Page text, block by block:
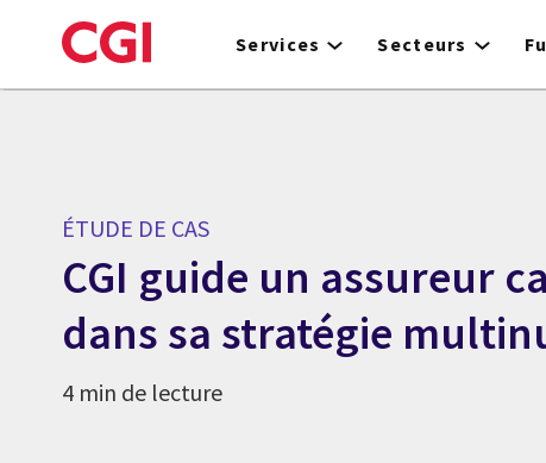
to
Services Secteurs
ÉTUDE DE CAS
CGI guide un assureur
dans sa stratégie
4 min de lecture